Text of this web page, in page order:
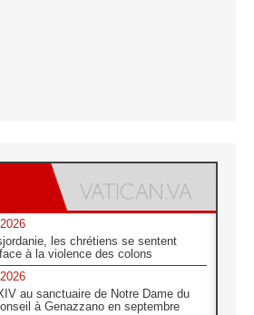
les chrétiens se sentent
à la violence des colons
au sanctuaire de Notre Dame du
à Genazzano en septembre